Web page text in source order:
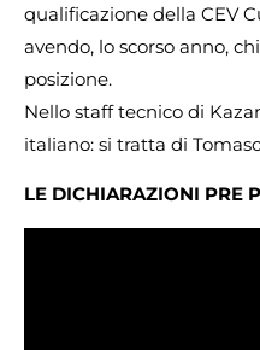
qualificazione della CEV
avendo, lo scorso anno,
posizione.
Nello staff tecnico di
italiano: si tratta di
LE DICHIARAZIONI PRE